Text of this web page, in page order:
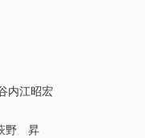
内江昭宏
野 昇